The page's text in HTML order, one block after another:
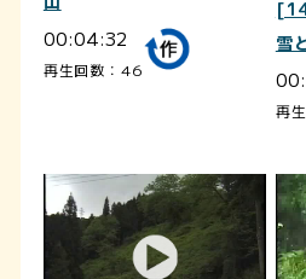
00:04:32
再生回数：46
雪
再